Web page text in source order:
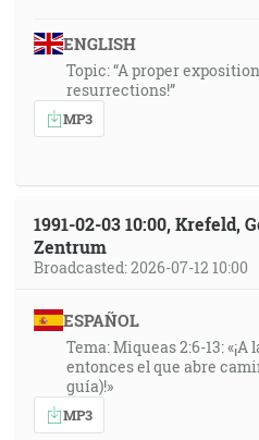
ENGLISH
Topic: “A proper
resurrections!”
MP3
1991-02-03 10:00, Krefeld,
Zentrum
Broadcasted: 2026-07-12 10:00
ESPAÑOL
Tema: Miqueas 2:6-13:
entonces el que abre
guía)!»
MP3